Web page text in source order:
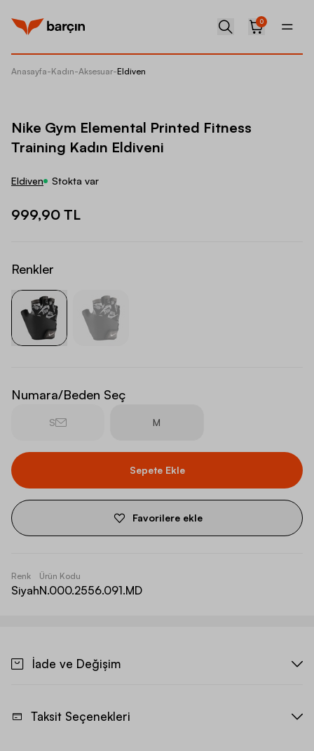
0
Anasayfa-Kadın-Aksesuar-Eldiven
Nike Gym Elemental Printed Fitness
Training Kadın Eldiveni
Eldiven Stokta var
999,90 TL
Renkler
Numara/Beden Seç
S M
Sepete Ekle
Favorilere ekle
Renk
Siyah
Ürün Kodu
N.000.2556.091.MD
İade ve Değişim
Taksit Seçenekleri